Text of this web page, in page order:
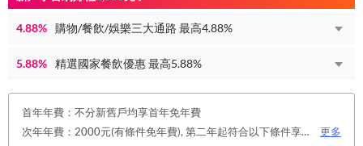
4.88% 購物/餐飲/娛樂三大通路 最高4.88%
5.88% 精選國家餐飲優惠 最高5.88%
首年年費：不分新舊戶均享首年免年費
次年年費：2000元(有條件免年費), 第二年起符合以下條件享年費優惠辦法 • 使用非紙本帳單(電子帳單或行動帳單)終身免年費 • 前一年消費滿 8 萬或 12 次享次年免年費
更多